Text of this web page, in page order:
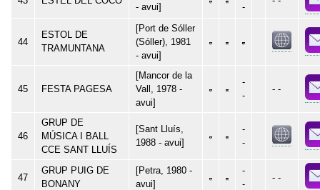
- avui]
-
44
ESTOL DE
TRAMUNTANA
[Port de Sóller
(Sóller), 1981
- avui]
45 FESTA PAGESA
[Mancor de la
Vall, 1978 -
avui]
-
-
- -
46
GRUP DE
MÚSICA I BALL
CCE SANT LLUÍS
[Sant Lluís,
1988 - avui]
-
-
47
GRUP PUIG DE
BONANY
[Petra, 1980 -
avui]
-
-
- -